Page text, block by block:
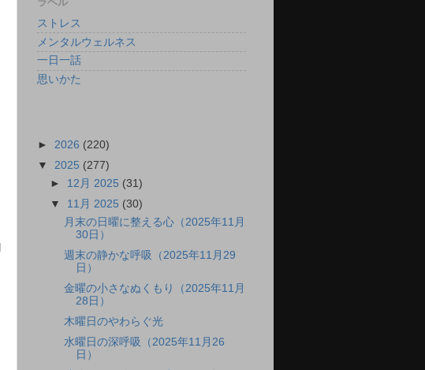
ストレス
メンタルウェルネス
一日一話
思いかた
► 2026 (220)
▼ 2025 (277)
► 12月 2025 (31)
▼ 11月 2025 (30)
月末の日曜に整える心（2025年11月
30日）
週末の静かな呼吸（2025年11月29
日）
金曜の小さなぬくもり（2025年11月
28日）
木曜日のやわらぐ光
水曜日の深呼吸（2025年11月26
日）